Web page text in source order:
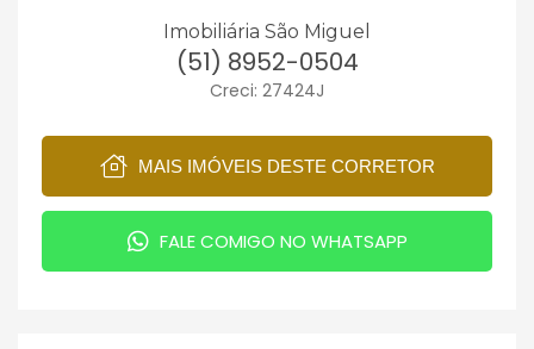
Imobiliária São Miguel
(51) 8952-0504
Creci: 27424J
MAIS IMÓVEIS DESTE CORRETOR
FALE COMIGO NO WHATSAPP